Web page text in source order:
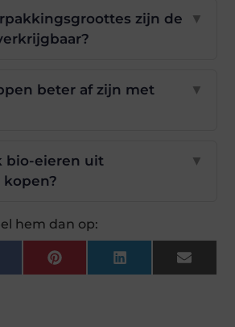
zijn de
▼
beter af zijn met
▼
bio-eieren uit
▼
hem dan op:
PinterestLinkedInEmail